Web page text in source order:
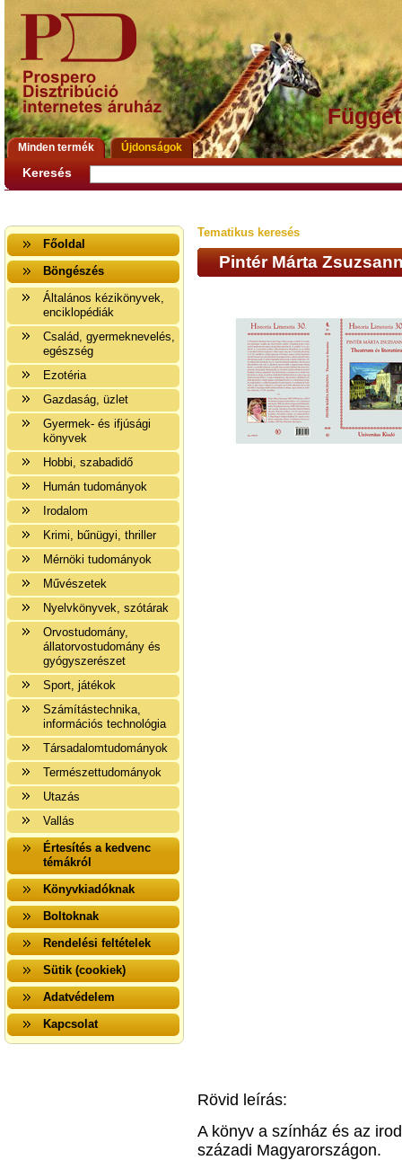
Minden termék Újdonságok
Keresés
Főoldal
Böngészés
Általános kézikönyvek,
enciklopédiák
Család, gyermeknevelés,
egészség
Ezotéria
Gazdaság, üzlet
Gyermek- és ifjúsági
könyvek
Hobbi, szabadidő
Humán tudományok
Irodalom
Krimi, bűnügyi, thriller
Mérnöki tudományok
Művészetek
Nyelvkönyvek, szótárak
Orvostudomány,
állatorvostudomány és
gyógyszerészet
Sport, játékok
Számítástechnika,
információs technológia
Társadalomtudományok
Természettudományok
Utazás
Vallás
Értesítés a kedvenc
témákról
Könyvkiadóknak
Boltoknak
Rendelési feltételek
Sütik (cookiek)
Adatvédelem
Kapcsolat
Tematikus keresés
Pintér Márta
Rövid leírás:
A könyv a színház és az
századi Magyarországon.